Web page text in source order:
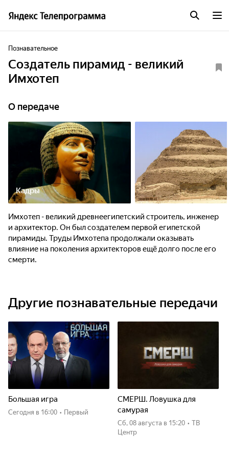
Познавательное
Создатель пирамид - великий
Имхотеп
О передаче
Кадры
Имхотеп - великий древнеегипетский строитель, инженер
и архитектор. Он был создателем первой египетской
пирамиды. Труды Имхотепа продолжали оказывать
влияние на поколения архитекторов ещё долго после его
смерти.
Другие познавательные передачи
Большая игра
Сегодня в 16:00 • Первый
СМЕРШ. Ловушка для
самурая
сб, 08 августа в 15:20 • ТВ
Центр